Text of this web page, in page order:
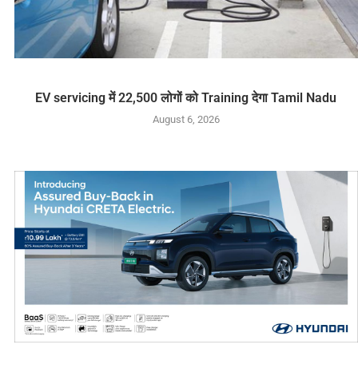
EV servicing में 22,500 लोगों को Training देगा Tamil Nadu
August 6, 2026